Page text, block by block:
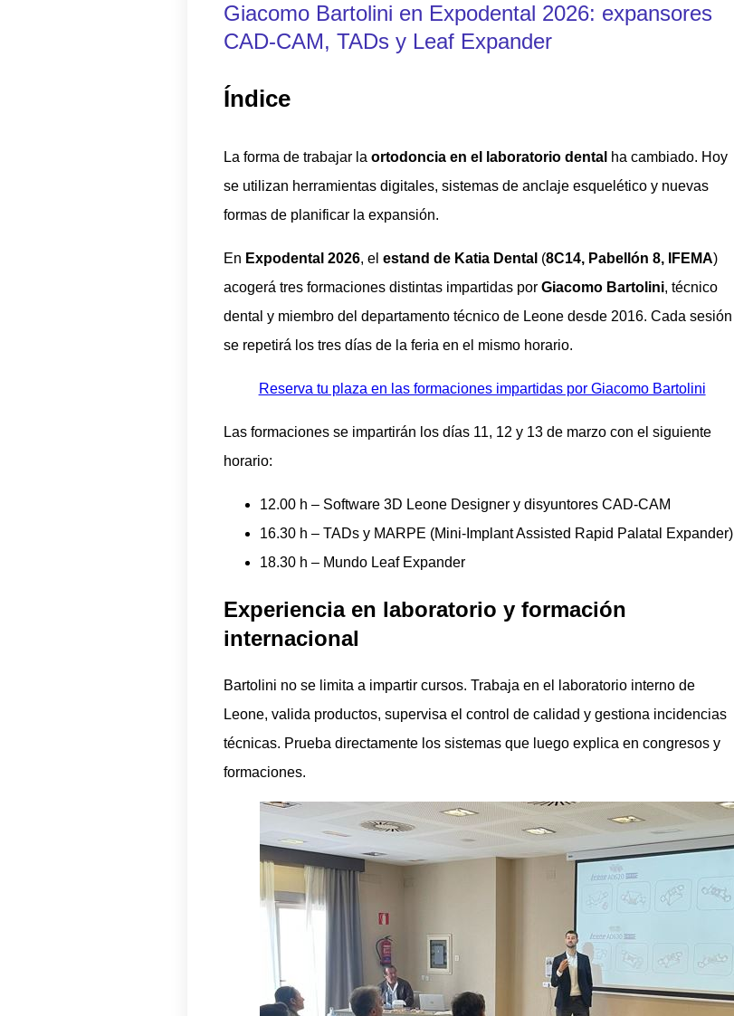
Giacomo Bartolini en Expodental 2026: expansores
CAD-CAM, TADs y Leaf Expander
Índice
La forma de trabajar laortodoncia en el laboratorio dental ha cambiado. Hoy
se utilizan herramientas digitales, sistemas de anclaje esquelético y nuevas
formas de planificar la expansión.
En Expodental 2026, elestand de Katia Dental (8C14, Pabellón 8, IFEMA)
acogerá tres formaciones distintas impartidas porGiacomo Bartolini, técnico
dental y miembro del departamento técnico de Leone desde 2016. Cada sesión
se repetirá los tres días de la feria en el mismo horario.
Reserva tu plaza en las formaciones impartidas por Giacomo Bartolini
Las formaciones se impartirán los días 11, 12 y 13 de marzo con el siguiente
horario:
12.00 h – Software 3D Leone Designer y disyuntores CAD-CAM
16.30 h – TADs y MARPE (Mini-Implant Assisted Rapid Palatal Expander)
18.30 h – Mundo Leaf Expander
Experiencia en laboratorio y formación
internacional
Bartolini no se limita a impartir cursos. Trabaja en el laboratorio interno de
Leone, valida productos, supervisa el control de calidad y gestiona incidencias
técnicas. Prueba directamente los sistemas que luego explica en congresos y
formaciones.